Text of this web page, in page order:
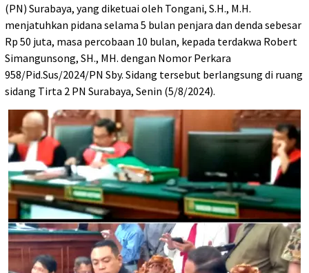
(PN) Surabaya, yang diketuai oleh Tongani, S.H., M.H.
menjatuhkan pidana selama 5 bulan penjara dan denda sebesar
Rp 50 juta, masa percobaan 10 bulan, kepada terdakwa Robert
Simangunsong, SH., MH. dengan Nomor Perkara
958/Pid.Sus/2024/PN Sby. Sidang tersebut berlangsung di ruang
sidang Tirta 2 PN Surabaya, Senin (5/8/2024).